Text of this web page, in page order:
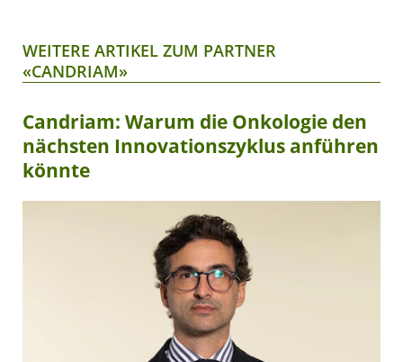
WEITERE ARTIKEL ZUM PARTNER
«CANDRIAM»
Candriam: Warum die Onkologie den
nächsten Innovationszyklus anführen
könnte